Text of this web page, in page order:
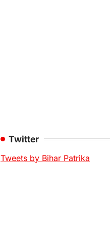
Twitter
Tweets by Bihar Patrika